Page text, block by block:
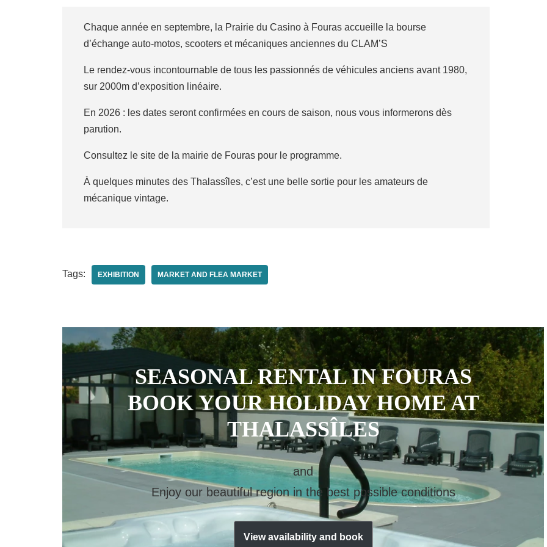
Chaque année en septembre, la Prairie du Casino à Fouras accueille la bourse
d’échange auto-motos, scooters et mécaniques anciennes du CLAM’S
Le rendez-vous incontournable de tous les passionnés de véhicules anciens avant 1980,
sur 2000m d’exposition linéaire.
En 2026 : les dates seront confirmées en cours de saison, nous vous informerons dès
parution.
Consultez le site de la mairie de Fouras pour le programme.
À quelques minutes des Thalassîles, c’est une belle sortie pour les amateurs de
mécanique vintage.
Tags: EXHIBITION MARKET AND FLEA MARKET
SEASONAL RENTAL IN FOURAS
BOOK YOUR HOLIDAY HOME AT
THALASSÎLES
and
Enjoy our beautiful region in the best possible conditions
View availability and book